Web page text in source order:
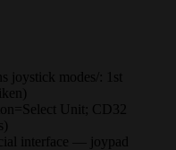
joystick modes/: 1st
Unit; CD32
interface — joypad